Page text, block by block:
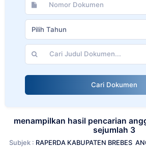
Pilih Tahun
Cari Dokumen
menampilkan hasil pencarian
sejumlah 3
Subjek : RAPERDA KABUPATEN BREBES